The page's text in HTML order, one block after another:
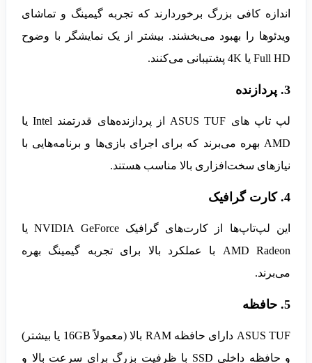
اندازه کافی بزرگ برخوردارند که تجربه گیمینگ و تماشای
ویدئوها را بهبود می‌بخشند. بیشتر از یک نمایشگر با وضوح
Full HD یا 4K پشتیبانی می‌کنند.
3. پردازنده
لپ تاپ های ASUS TUF از پردازنده‌های قدرتمند Intel یا
AMD بهره می‌برند که برای اجرای بازی‌ها و برنامه‌هایی با
نیازهای سخت‌افزاری بالا مناسب هستند.
4. کارت گرافیک
این لپ‌تاپ‌ها از کارت‌های گرافیک NVIDIA GeForce یا
AMD Radeon با عملکرد بالا برای تجربه گیمینگ بهره
می‌برند.
5. حافظه
ASUS TUF دارای حافظه RAM بالا (معمولاً 16GB یا بیشتر)
و حافظه داخلی SSD با ظرفیت بزرگ برای سرعت بالا و